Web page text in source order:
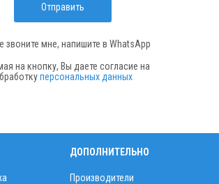
Отправить
звоните мне, напишите в WhatsApp
на кнопку, Вы даете согласие на
персональных данных
ДОПОЛНИТЕЛЬНО
Производители